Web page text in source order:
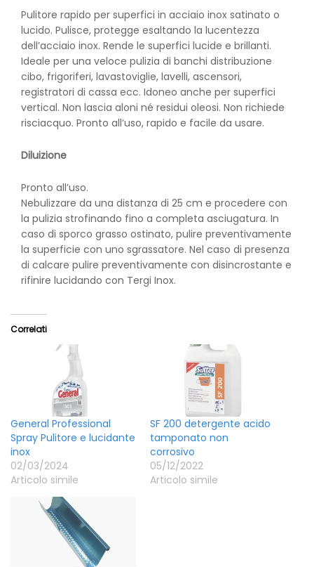
Pulitore rapido per superfici in acciaio inox satinato o
lucido. Pulisce, protegge esaltando la lucentezza
dell’acciaio inox. Rende le superfici lucide e brillanti.
Ideale per una veloce pulizia di banchi distribuzione
cibo, frigoriferi, lavastoviglie, lavelli, ascensori,
registratori di cassa ecc. Idoneo anche per superfici
vertical. Non lascia aloni né residui oleosi. Non richiede
risciacquo. Pronto all’uso, rapido e facile da usare.
Diluizione
Pronto all’uso.
Nebulizzare da una distanza di 25 cm e procedere con
la pulizia strofinando fino a completa asciugatura. In
caso di sporco grasso ostinato, pulire preventivamente
la superficie con uno sgrassatore. Nel caso di presenza
di calcare pulire preventivamente con disincrostante e
rifinire lucidando con Tergi Inox.
Correlati
General Professional
Spray Pulitore e lucidante
inox
02/03/2024
Articolo simile
SF 200 detergente acido
tamponato non
corrosivo
05/12/2022
Articolo simile